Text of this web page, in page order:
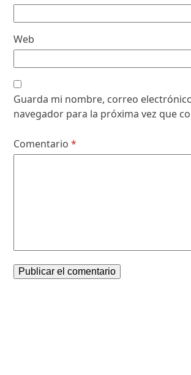
Web
Guarda mi nombre, correo
navegador para la próxima vez que
Comentario*